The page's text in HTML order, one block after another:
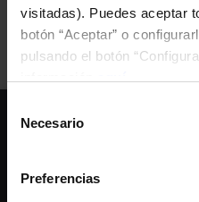
visitadas). Puedes aceptar
botón “Aceptar” o
pulsando el botón
Necesario
Preferencias